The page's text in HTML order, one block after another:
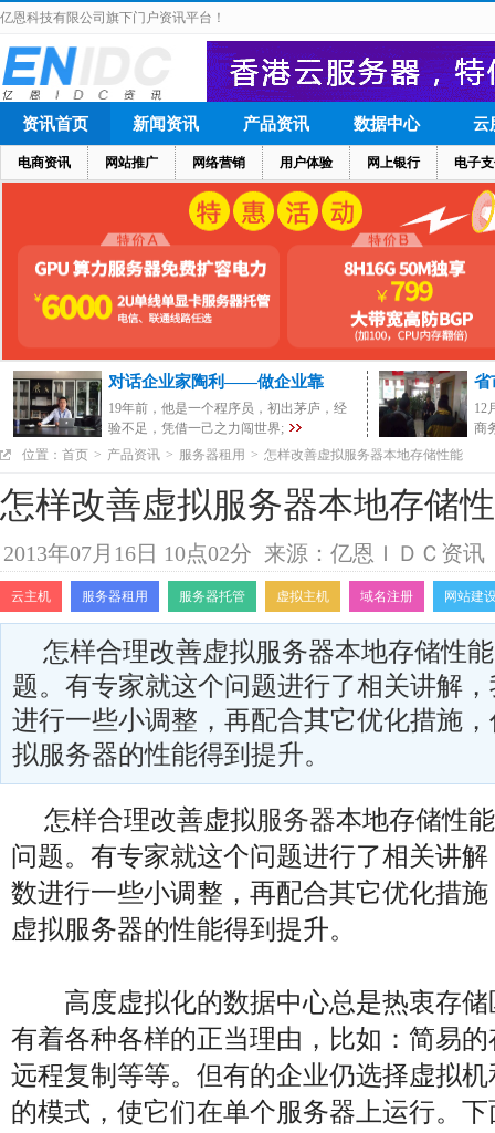
亿恩科技有限公司旗下门户资讯平台！
资讯首页
电商资讯 网站推广 网络营销 用户体验 网上银行 电子
新闻资讯 产品资讯 数据中心 云
对话企业家陶利——做企业靠
19年前，他是一个程序员，初出茅庐，经
验不足，凭借一己之力闯世界;
省
12
商
位置： 首页 > 产品资讯 > 服务器租用 > 怎样改善虚拟服务器本地存储性能
怎样改善虚拟服务器本地存储
2013年07月16日 10点02分 来源：亿恩ＩＤＣ资讯
云主机 服务器租用 服务器托管 虚拟主机 域名注册 网站建
怎样合理改善虚拟服务器本地存储性
题。有专家就这个问题进行了相关讲解
进行一些小调整，再配合其它优化措施
拟服务器的性能得到提升。
怎样合理改善虚拟服务器本地存储性
问题。有专家就这个问题进行了相关讲
数进行一些小调整，再配合其它优化措
虚拟服务器的性能得到提升。
高度虚拟化的数据中心总是热衷存储
有着各种各样的正当理由，比如：简易
远程复制等等。但有的企业仍选择虚拟
的模式，使它们在单个服务器上运行。